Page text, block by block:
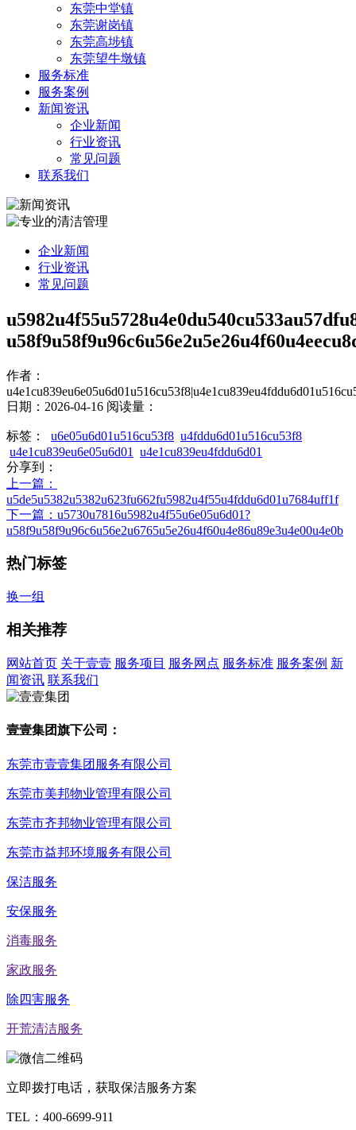
东莞中堂镇
东莞谢岗镇
东莞高埗镇
东莞望牛墩镇
服务标准
服务案例
新闻资讯
企业新闻
行业资讯
常见问题
联系我们
企业新闻
行业资讯
常见问题
作者：
日期：2026-04-16 阅读量：
标签： u6e05u6d01u516cu53f8 u4fddu6d01u516cu53f8
u4e1cu839eu6e05u6d01
u4e1cu839eu4fddu6d01
分享到：
上一篇 ：
u5de5u5382u5382u623fu662fu5982u4f55u4fddu6d01u7684uff1f
下一篇 ：u5730u7816u5982u4f55u6e05u6d01?
u58f9u58f9u96c6u56e2u6765u5e26u4f60u4e86u89e3u4e00u4e0b
热门标签
换一组
相关推荐
网站首页 关于壹壹 服务项目 服务网点 服务标准 服务案例 新
闻资讯 联系我们
壹壹集团旗下公司：
东莞市壹壹集团服务有限公司
东莞市美邦物业管理有限公司
东莞市齐邦物业管理有限公司
东莞市益邦环境服务有限公司
保洁服务
安保服务
消毒服务
家政服务
除四害服务
开荒清洁服务
立即拨打电话，获取保洁服务方案
TEL： 400-6699-911